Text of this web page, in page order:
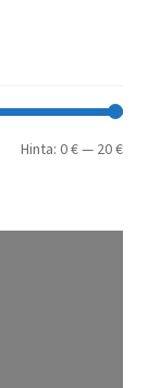
Hinta:0 €— 20 €